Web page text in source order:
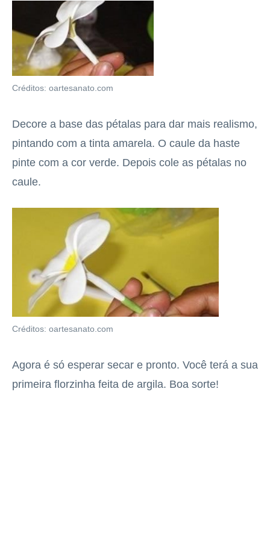
Créditos: oartesanato.com
Decore a base das pétalas para dar mais realismo,
pintando com a tinta amarela. O caule da haste
pinte com a cor verde. Depois cole as pétalas no
caule.
Créditos: oartesanato.com
Agora é só esperar secar e pronto. Você terá a sua
primeira florzinha feita de argila. Boa sorte!